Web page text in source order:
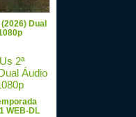
Dual
WEB-DL